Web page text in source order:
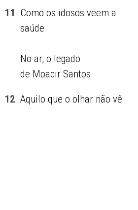
11 Como os idosos veem a
saúde
No ar, o legado
de Moacir Santos
12 Aquilo que o olhar não vê